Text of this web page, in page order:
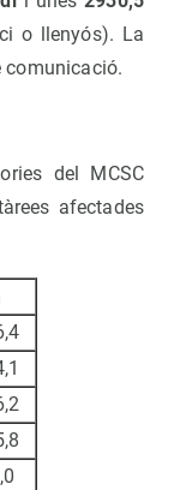
o llenyós). La
comunicació.
del MCSC
afectades